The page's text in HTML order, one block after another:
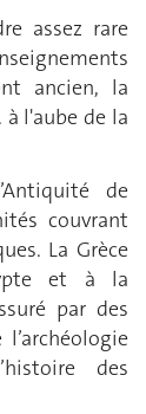
assez rare
ancien, la
à l'aube de la
de
couvrant
La Grèce
et à la
par des
des